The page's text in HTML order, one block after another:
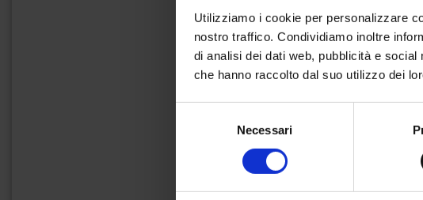
Utilizziamo i cookie per personalizzare
nostro traffico. Condividiamo inoltre
di analisi dei dati web, pubblicità e
che hanno raccolto dal suo utilizzo dei
Necessari